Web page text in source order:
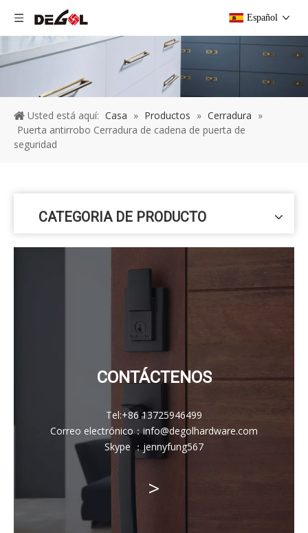
Español
Usted está aquí: Casa » Productos » Cerradura »
Puerta antirrobo Cerradura de cadena de puerta de
seguridad
CATEGORIA DE PRODUCTO
CONTÁCTENOS
Tel:+86 13725946499
Correo electrónico ： info@degolhardware.com
Skype ： jennyfung567
>